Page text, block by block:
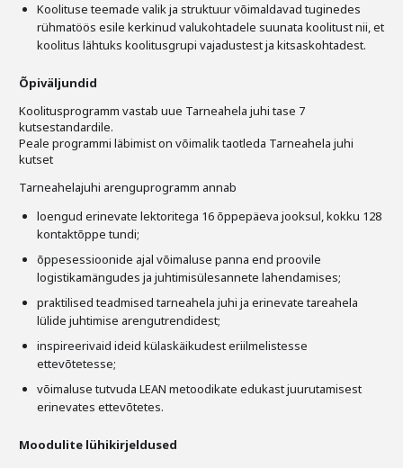
Koolituse teemade valik ja struktuur võimaldavad tuginedes
rühmatöös esile kerkinud valukohtadele suunata koolitust nii, et
koolitus lähtuks koolitusgrupi vajadustest ja kitsaskohtadest.
Õpiväljundid
Koolitusprogramm vastab uue Tarneahela juhi tase 7
kutsestandardile.
Peale programmi läbimist on võimalik taotleda Tarneahela juhi
kutset
Tarneahelajuhi arenguprogramm annab
loengud erinevate lektoritega 16 õppepäeva jooksul, kokku 128
kontaktõppe tundi;
õppesessioonide ajal võimaluse panna end proovile
logistikamängudes ja juhtimisülesannete lahendamises;
praktilised teadmised tarneahela juhi ja erinevate tareahela
lülide juhtimise arengutrendidest;
inspireerivaid ideid külaskäikudest eriilmelistesse
ettevõtetesse;
võimaluse tutvuda LEAN metoodikate edukast juurutamisest
erinevates ettevõtetes.
Moodulite lühikirjeldused